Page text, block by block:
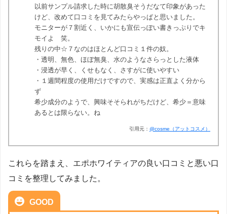
以前サンプル請求した時に胡散臭そうだなて印象があった
けど、改めて口コミを見てみたらやっぱと思いました。
モニターが７割近く、いかにも宣伝っぽい書きっぷりでキ
モイよ 笑。
残りの中☆７なのはほとんど口コミ１件の奴。
・透明、無色、ほぼ無臭、水のようなさらっとした液体
・浸透が早く、くせもなく、さすがに使いやすい
・１週間程度の使用だけですので、実感は正直よく分から
ず
希少成分のようで、興味そそられがちだけど、希少＝意味
あるとは限らない。ね
引用元： @cosme（アットコスメ）
これらを踏まえ、エポホワイティアの良い口コミと悪い口
コミを整理してみました。
GOOD